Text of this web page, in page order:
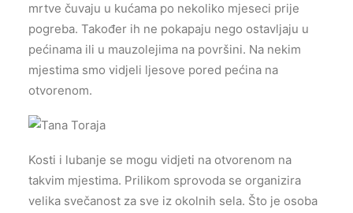
mrtve čuvaju u kućama po nekoliko mjeseci prije
pogreba. Također ih ne pokapaju nego ostavljaju u
pećinama ili u mauzolejima na površini. Na nekim
mjestima smo vidjeli ljesove pored pećina na
otvorenom.
Kosti i lubanje se mogu vidjeti na otvorenom na
takvim mjestima. Prilikom sprovoda se organizira
velika svečanost za sve iz okolnih sela. Što je osoba